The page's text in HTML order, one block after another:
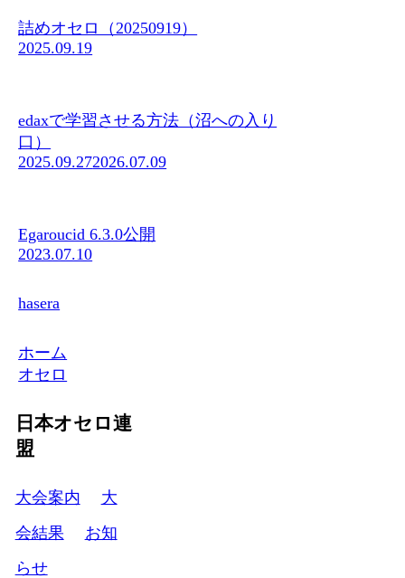
詰めオセロ（20250919）
2025.09.19
edaxで学習させる方法（沼への入り
口）
2025.09.272026.07.09
Egaroucid 6.3.0公開
2023.07.10
hasera
ホーム
オセロ
日本オセロ連
盟
大会案内
大
会結果
お知
らせ